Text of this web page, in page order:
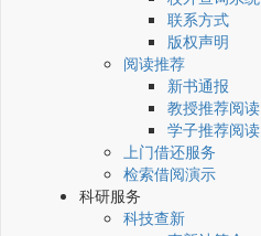
联系方式
版权声明
阅读推荐
新书通报
教授推荐阅读
学子推荐阅读
上门借还服务
检索借阅演示
科研服务
科技查新